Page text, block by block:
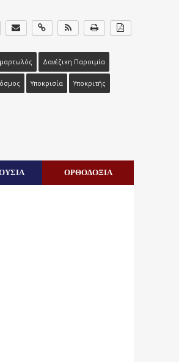
Δανέζικη Παροιμία
Υποκρισία Υποκριτής
ΟΡΘΟΔΟΞΙΑ